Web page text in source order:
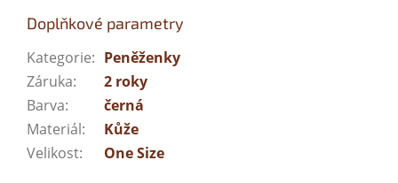
Doplňkové parametry
Kategorie: Peněženky
Záruka:
2 roky
Barva:
černá
Materiál:
Kůže
Velikost: One Size